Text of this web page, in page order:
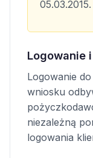
05.03.2015.
Logowanie
Logowanie
wniosku
niezależną
logowania